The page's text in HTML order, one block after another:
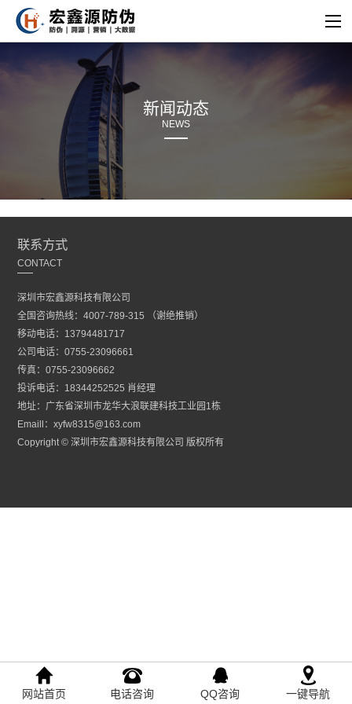
新闻动态
NEWS
联系方式
CONTACT
深圳市宏鑫源科技有限公司
全国咨询热线：4007-789-315 （谢绝推销）
移动电话：13794481717
公司电话：0755-23096661
传真：0755-23096662
投诉电话：18344252525 肖经理
地址：广东省深圳市龙华大浪联建科技工业园1栋
Emaill：xyfw8315@163.com
Copyright © 深圳市宏鑫源科技有限公司 版权所有
网站首页 电话咨询 QQ咨询 一键导航